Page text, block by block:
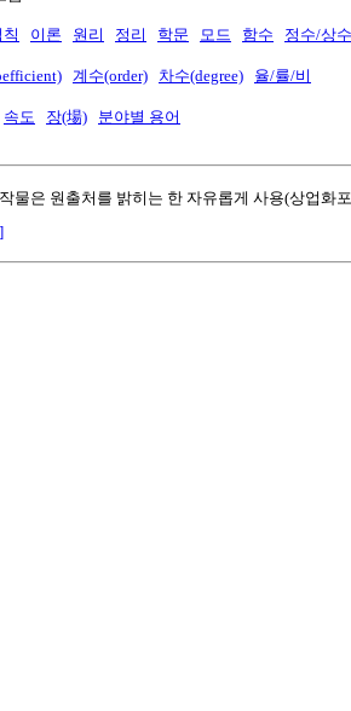
칙 이론 원리 정리 학문 모드 함수 정수/상수
계수(order) 차수(degree) 율/률/비
속도 장(場) 분야별 용어
물은 원출처를 밝히는 한 자유롭게 사용(상업화